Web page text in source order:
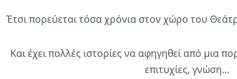
Έτσι πορεύεται τόσα χρόνια στον χώρο του
Και έχει πολλές ιστορίες να αφηγηθεί από μια
επιτυχίες, γνώση…